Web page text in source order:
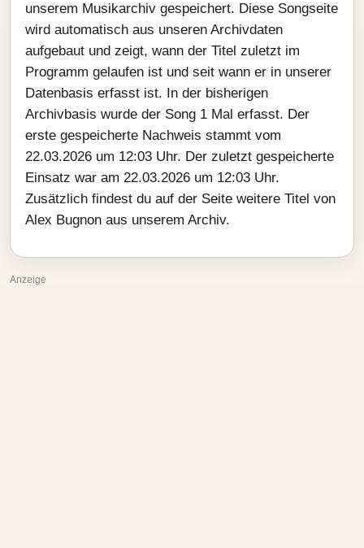
unserem Musikarchiv gespeichert. Diese Songseite
wird automatisch aus unseren Archivdaten
aufgebaut und zeigt, wann der Titel zuletzt im
Programm gelaufen ist und seit wann er in unserer
Datenbasis erfasst ist. In der bisherigen
Archivbasis wurde der Song 1 Mal erfasst. Der
erste gespeicherte Nachweis stammt vom
22.03.2026 um 12:03 Uhr. Der zuletzt gespeicherte
Einsatz war am 22.03.2026 um 12:03 Uhr.
Zusätzlich findest du auf der Seite weitere Titel von
Alex Bugnon aus unserem Archiv.
Anzeige